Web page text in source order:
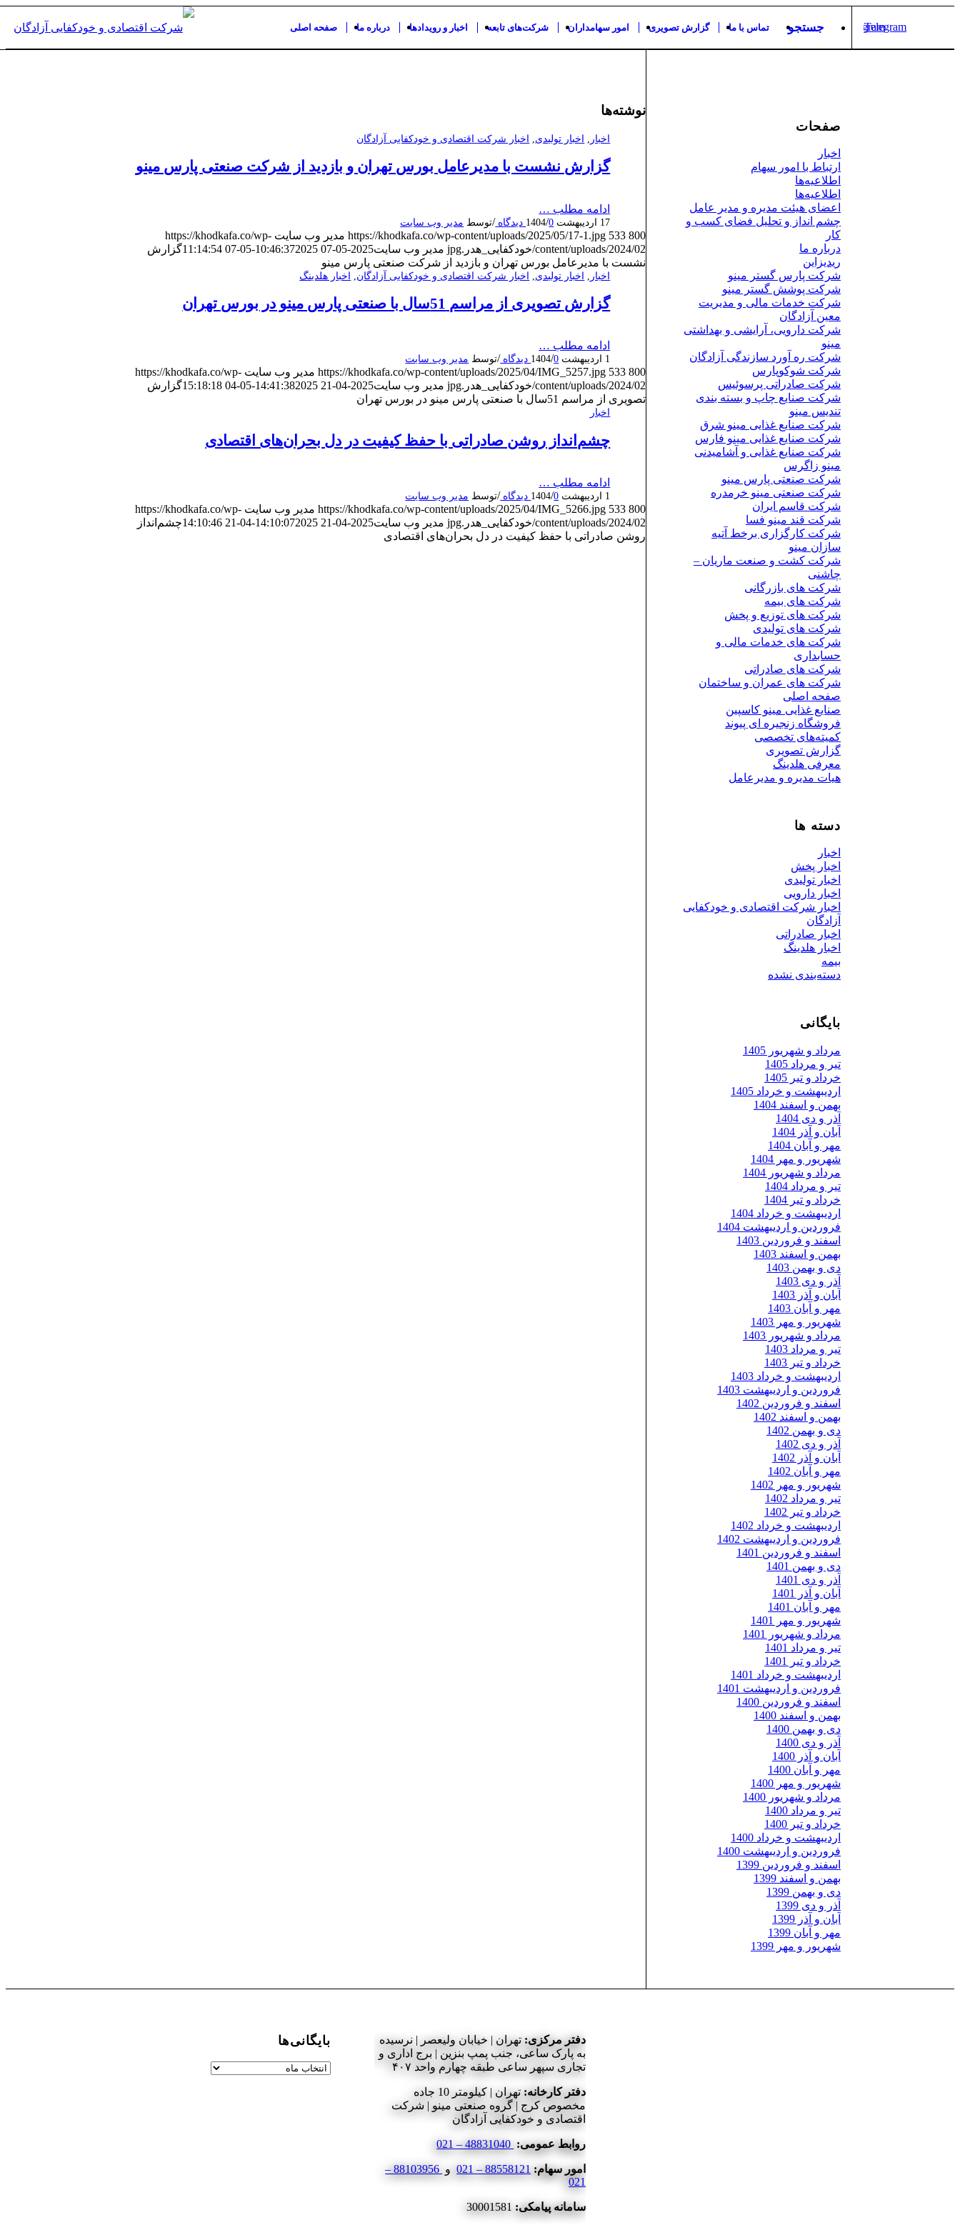
صفحه اصلی درباره ما اخبار و رویدادها شرکت‌های تابعه امور سهامداران گزارش تصویری تماس با ما جستجو InstagramTelegram
نوشته‌ها
اخبار اخبار تولیدی اخبار شرکت اقتصادی و خودکفایی آزادگان
گزارش نشست با مدیرعامل بورس تهران و بازدید از شرکت صنعتی پارس مینو
ادامه مطلب …
17 اردیبهشت 1404 /0 دیدگاه /توسط مدیر وب سایت
https://khodkafa.co/wp-content/uploads/2025/05/17-1.jpg 533 800 مدیر وب سایت https://khodkafa.co/wp-
content/uploads/2024/02/خودکفایی_هدر.jpg
مدیر وب سایت2025-05-07 10:46:37
2025-05-07 11:14:54
گزارش
نشست با مدیرعامل بورس تهران و بازدید از شرکت صنعتی پارس مینو
اخبار اخبار تولیدی اخبار شرکت اقتصادی و خودکفایی آزادگان اخبار هلدینگ
گزارش تصویری از مراسم 51سال با صنعتی پارس مینو در بورس تهران
ادامه مطلب …
1 اردیبهشت 1404 /0 دیدگاه /توسط مدیر وب سایت
https://khodkafa.co/wp-content/uploads/2025/04/IMG_5257.jpg 533 800 مدیر وب سایت https://khodkafa.co/wp-
content/uploads/2024/02/خودکفایی_هدر.jpg
مدیر وب سایت2025-04-21 14:41:38
2025-05-04 15:18:18
گزارش
تصویری از مراسم 51سال با صنعتی پارس مینو در بورس تهران
اخبار
چشم‌انداز روشن صادراتی با حفظ کیفیت در دل بحران‌های اقتصادی
ادامه مطلب …
1 اردیبهشت 1404 /0 دیدگاه /توسط مدیر وب سایت
https://khodkafa.co/wp-content/uploads/2025/04/IMG_5266.jpg 533 800 مدیر وب سایت https://khodkafa.co/wp-
content/uploads/2024/02/خودکفایی_هدر.jpg
مدیر وب سایت2025-04-21 14:10:07
2025-04-21 14:10:46
چشم‌انداز
روشن صادراتی با حفظ کیفیت در دل بحران‌های اقتصادی
صفحات
اخبار
ارتباط با امور سهام
اطلاعیه‌ها
اطلاعیه‌ها
اعضای هیئت مدیره و مدیر عامل
چشم انداز و تحلیل فضای کسب و
کار
درباره ما
ریدیزاین
شرکت پارس گستر مینو
شرکت پوشش گستر مینو
شرکت خدمات مالی و مدیریت
معین آزادگان
شرکت دارویی، آرایشی و بهداشتی
مینو
شرکت ره آورد سازندگی آزادگان
شرکت شوکوپارس
شرکت صادراتی پرسوئیس
شرکت صنایع چاپ و بسته بندی
تندیس مینو
شرکت صنایع غذایی مینو شرق
شرکت صنایع غذایی مینو فارس
شرکت صنایع غذایی و آشامیدنی
مینو زاگرس
شرکت صنعتی پارس مینو
شرکت صنعتی مینو خرمدره
شرکت قاسم ایران
شرکت قند مینو فسا
شرکت کارگزاری برخط آتیه
سازان مینو
شرکت کشت و صنعت ماریان –
چاشنی
شرکت های بازرگانی
شرکت های بیمه
شرکت های توزیع و پخش
شرکت های تولیدی
شرکت های خدمات مالی و
حسابداری
شرکت های صادراتی
شرکت های عمران و ساختمان
صفحه اصلی
صنایع غذایی مینو کاسپین
فروشگاه زنجیره ای پیوند
کمیته‌های تخصصی
گزارش تصویری
معرفی هلدینگ
هیات مدیره و مدیرعامل
دسته ها
اخبار
اخبار پخش
اخبار تولیدی
اخبار دارویی
اخبار شرکت اقتصادی و خودکفایی
آزادگان
اخبار صادراتی
اخبار هلدینگ
بیمه
دسته‌بندی نشده
بایگانی
مرداد و شهریور 1405
تیر و مرداد 1405
خرداد و تیر 1405
اردیبهشت و خرداد 1405
بهمن و اسفند 1404
آذر و دی 1404
آبان و آذر 1404
مهر و آبان 1404
شهریور و مهر 1404
مرداد و شهریور 1404
تیر و مرداد 1404
خرداد و تیر 1404
اردیبهشت و خرداد 1404
فروردین و اردیبهشت 1404
اسفند و فروردین 1403
بهمن و اسفند 1403
دی و بهمن 1403
آذر و دی 1403
آبان و آذر 1403
مهر و آبان 1403
شهریور و مهر 1403
مرداد و شهریور 1403
تیر و مرداد 1403
خرداد و تیر 1403
اردیبهشت و خرداد 1403
فروردین و اردیبهشت 1403
اسفند و فروردین 1402
بهمن و اسفند 1402
دی و بهمن 1402
آذر و دی 1402
آبان و آذر 1402
مهر و آبان 1402
شهریور و مهر 1402
تیر و مرداد 1402
خرداد و تیر 1402
اردیبهشت و خرداد 1402
فروردین و اردیبهشت 1402
اسفند و فروردین 1401
دی و بهمن 1401
آذر و دی 1401
آبان و آذر 1401
مهر و آبان 1401
شهریور و مهر 1401
مرداد و شهریور 1401
تیر و مرداد 1401
خرداد و تیر 1401
اردیبهشت و خرداد 1401
فروردین و اردیبهشت 1401
اسفند و فروردین 1400
بهمن و اسفند 1400
دی و بهمن 1400
آذر و دی 1400
آبان و آذر 1400
مهر و آبان 1400
شهریور و مهر 1400
مرداد و شهریور 1400
تیر و مرداد 1400
خرداد و تیر 1400
اردیبهشت و خرداد 1400
فروردین و اردیبهشت 1400
اسفند و فروردین 1399
بهمن و اسفند 1399
دی و بهمن 1399
آذر و دی 1399
آبان و آذر 1399
مهر و آبان 1399
شهریور و مهر 1399
بایگانی‌ها
بایگانی‌ها
دفتر مرکزی: تهران | خیابان ولیعصر | نرسیده
به پارک ساعی، جنب پمپ بنزین | برج اداری و
تجاری سپهر ساعی طبقه چهارم واحد ۴۰۷
دفتر کارخانه:
تهران | کیلومتر 10 جاده
مخصوص کرج | گروه صنعتی مینو | شرکت
اقتصادی و خودکفایی آزادگان
روابط عمومی:
امور سهام: 88558121 – 021 و
88103956 –
021
سامانه پیامکی: